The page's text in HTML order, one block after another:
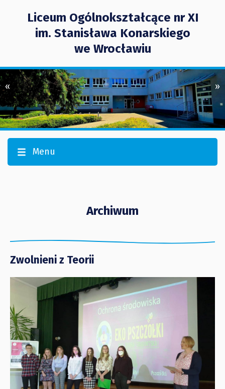
Liceum Ogólnokształcące nr XI
im. Stanisława Konarskiego
we Wrocławiu
« »
Menu
Archiwum
Zwolnieni z Teorii